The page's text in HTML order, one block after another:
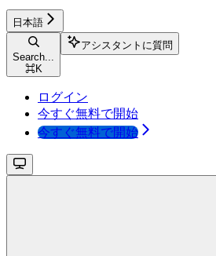
日本語
Search...
⌘K
アシスタントに質問
ログイン
今すぐ無料で開始
今すぐ無料で開始